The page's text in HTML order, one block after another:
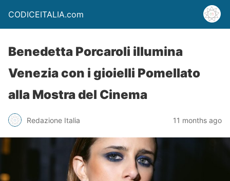
CODICEITALIA.com
Benedetta Porcaroli illumina
Venezia con i gioielli Pomellato
alla Mostra del Cinema
Redazione Italia 11 months ago